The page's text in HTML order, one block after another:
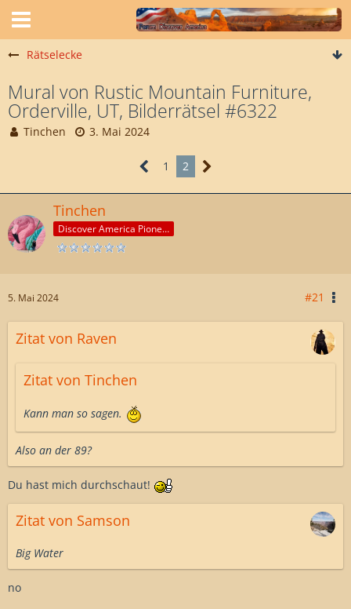
Rätselecke
Mural von Rustic Mountain Furniture,
Orderville, UT, Bilderrätsel #6322
Tinchen 3. Mai 2024
1 2
Tinchen
Discover America Pioneer
5. Mai 2024 #21
Zitat von Raven
Zitat von Tinchen
Kann man so sagen.
Also an der 89?
Du hast mich durchschaut!
Zitat von Samson
Big Water
no